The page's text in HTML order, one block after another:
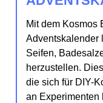
Mit dem Kosmos
Adventskalender
Seifen,
herzustellen.
die sich für DIY-
an Experimenten